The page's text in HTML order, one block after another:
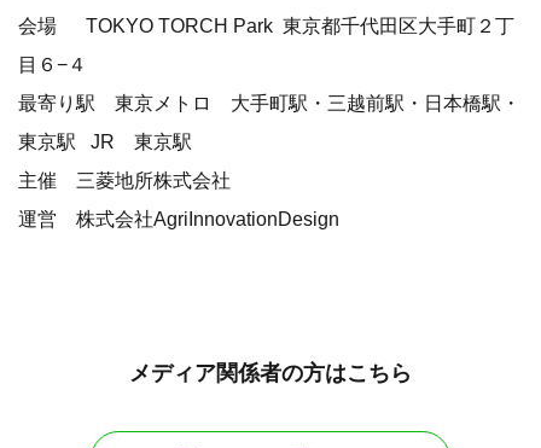
会場 TOKYO TORCH Park 東京都千代田区大手町２丁
目６−４
最寄り駅 東京メトロ 大手町駅・三越前駅・日本橋駅・
東京駅 JR 東京駅
主催 三菱地所株式会社
運営 株式会社AgriInnovationDesign
メディア関係者の方はこちら